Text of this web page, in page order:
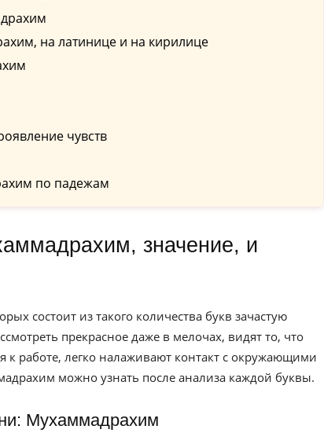
на латинице и на кирилице
чувств
по падежам
состоит из такого количества букв зачастую
прекрасное даже в мелочах, видят то, что
к работе, легко налаживают контакт с окружающими
можно узнать после анализа каждой буквы.
Мухаммадрахим